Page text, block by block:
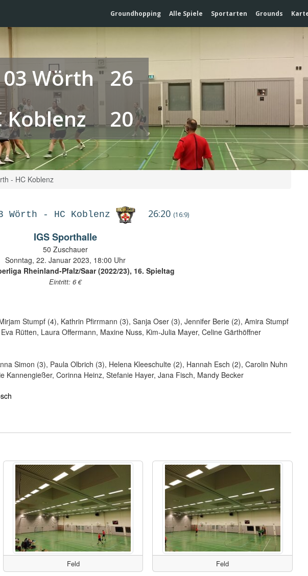
Groundhopping Alle Spiele Sportarten Grounds
03 Wörth
26
Koblenz
20
- HC Koblenz
Wörth - HC Koblenz 26:20 (16:9)
IGS Sporthalle
50 Zuschauer
Sonntag, 22. Januar 2023, 18:00 Uhr
Rheinland-Pfalz/Saar (2022/23), 16. Spieltag
Eintritt: 6 €
Stumpf (4), Kathrin Pfirrmann (3), Sanja Oser (3), Jennifer Berie (2), Amira Stumpf
Rütten, Laura Offermann, Maxine Nuss, Kim-Julia Mayer, Celine Gärthöffner
Simon (3), Paula Olbrich (3), Helena Kleeschulte (2), Hannah Esch (2), Carolin Nuhn
Kannengießer, Corinna Heinz, Stefanie Hayer, Jana Fisch, Mandy Becker
Feld Feld